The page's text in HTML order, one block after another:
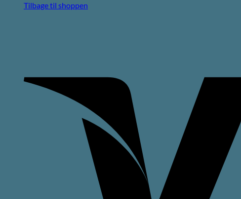
Tilbage til shoppen